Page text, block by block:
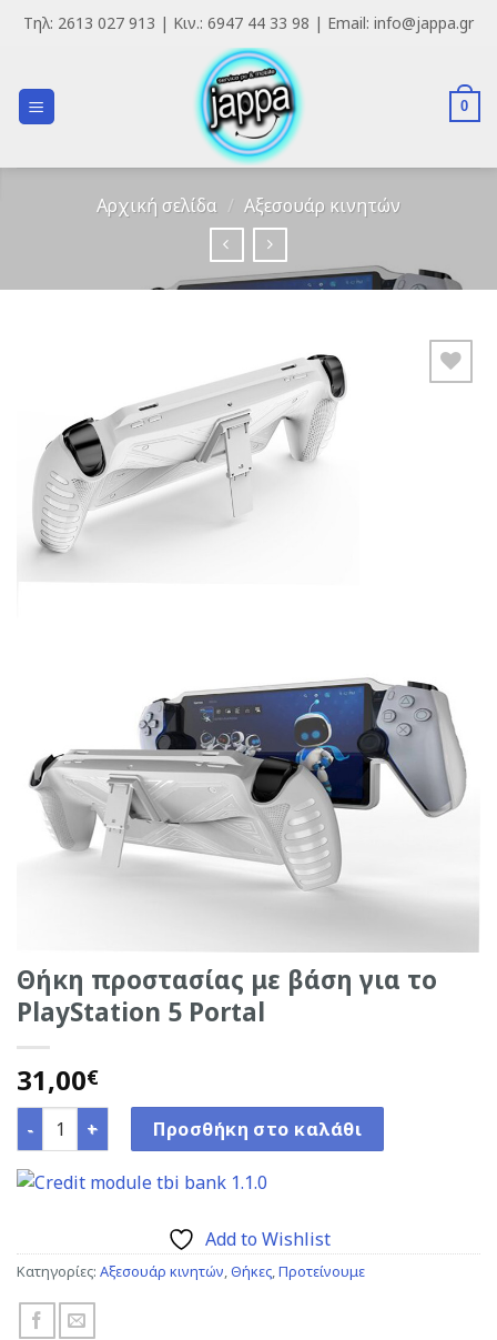
SkipΤηλ: 2613 027 913 | Κιν.: 6947 44 33 98 | Email: info@jappa.gr
0
Αρχική σελίδα / Αξεσουάρ κινητών
Θήκη προστασίας με βάση για το
PlayStation 5 Portal
31,00€
Θήκη προστασίας με βάση για το PlayStation 5 Portal
Προσθήκη στο καλάθι
Add to Wishlist
Κατηγορίες: Αξεσουάρ κινητών,Θήκες,Προτείνουμε